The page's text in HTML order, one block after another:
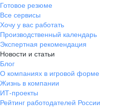
Готовое резюме
Все сервисы
Хочу у вас работать
Производственный календарь
Экспертная рекомендация
Новости и статьи
Блог
О компаниях в игровой форме
Жизнь в компании
ИТ-проекты
Рейтинг работодателей России